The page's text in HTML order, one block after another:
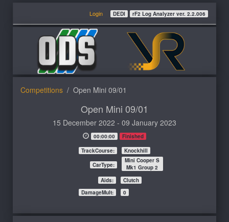
Login DEDI rF2 Log Analyzer ver. 2.2.006
Competitions Open Mini 09/01
Open Mini 09/01
15 December 2022 - 09 January 2023
00:00:00
Finished
TrackCourse:
Knockhill
CarType:
Mini Cooper S
Mk1 Group 2
Aids:
Clutch
DamageMult:
0